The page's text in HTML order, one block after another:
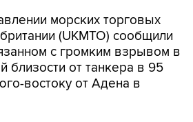
с громким взрывом в
близости от танкера в 95
востоку от Адена в
было получено в